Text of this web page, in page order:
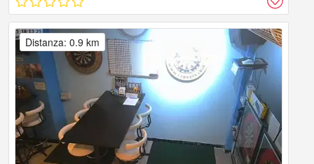
Distanza: 0.9 km